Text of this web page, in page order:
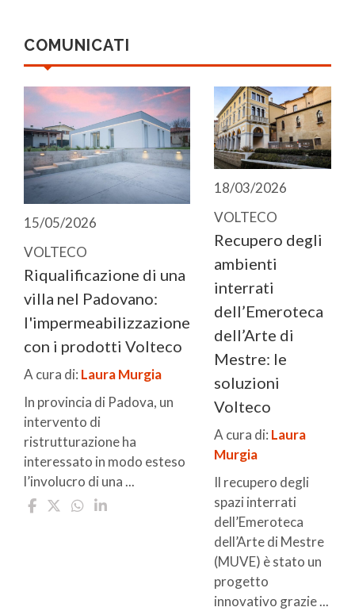
COMUNICATI
15/05/2026
VOLTECO
Riqualificazione di una
villa nel Padovano:
l'impermeabilizzazione
con i prodotti Volteco
A cura di: Laura Murgia
In provincia di Padova, un
intervento di
ristrutturazione ha
interessato in modo esteso
l’involucro di una ...
18/03/2026
VOLTECO
Recupero degli
ambienti
interrati
dell’Emeroteca
dell’Arte di
Mestre: le
soluzioni
Volteco
A cura di: Laura
Murgia
Il recupero degli
spazi interrati
dell’Emeroteca
dell’Arte di Mestre
(MUVE) è stato un
progetto
innovativo grazie ...